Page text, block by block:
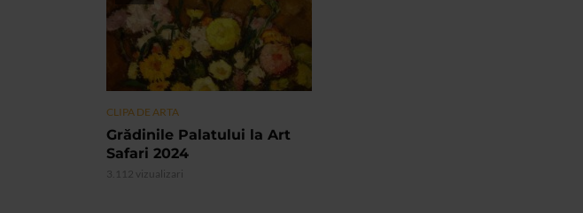
CLIPA DE ARTA
Grădinile Palatului la Art
Safari 2024
3.112 vizualizari